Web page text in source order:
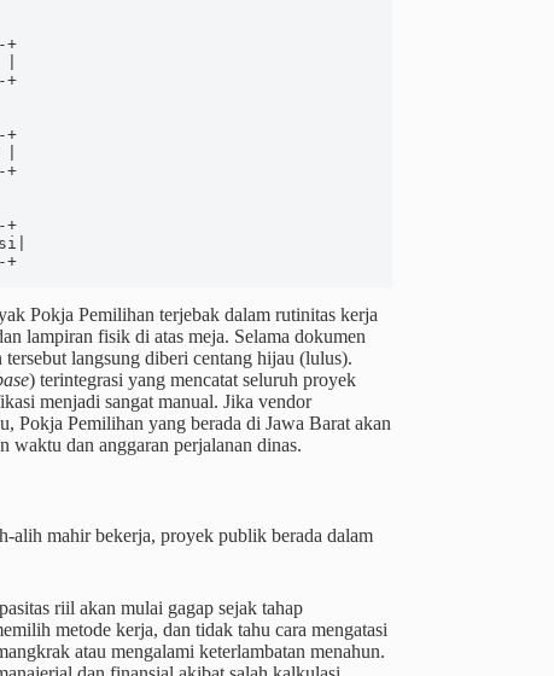
|
+-------------------------------------------------------------+
Pokja Pemilihan terjebak dalam rutinitas kerja
lampiran fisik di atas meja. Selama dokumen
langsung diberi centang hijau (lulus).
) terintegrasi yang mencatat seluruh proyek
menjadi sangat manual. Jika vendor
Pokja Pemilihan yang berada di Jawa Barat akan
waktu dan anggaran perjalanan dinas.
alih mahir bekerja, proyek publik berada dalam
riil akan mulai gagap sejak tahap
metode kerja, dan tidak tahu cara mengatasi
atau mengalami keterlambatan menahun.